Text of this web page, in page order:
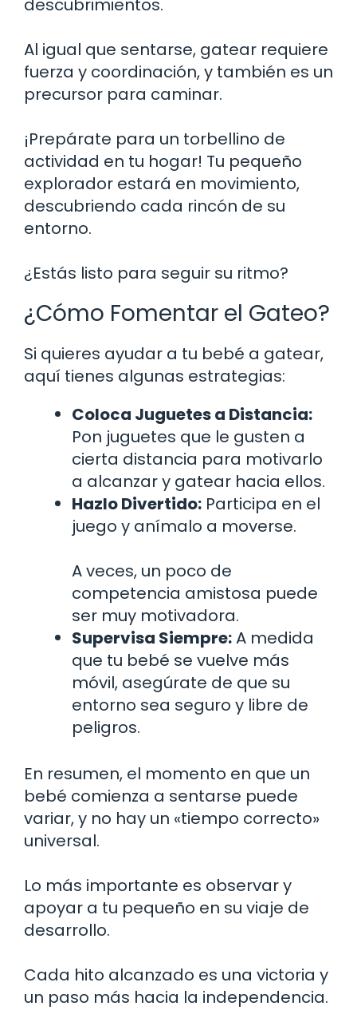
descubrimientos.
Al igual que sentarse, gatear requiere
fuerza y coordinación, y también es un
precursor para caminar.
¡Prepárate para un torbellino de
actividad en tu hogar! Tu pequeño
explorador estará en movimiento,
descubriendo cada rincón de su
entorno.
¿Estás listo para seguir su ritmo?
¿Cómo Fomentar el Gateo?
Si quieres ayudar a tu bebé a gatear,
aquí tienes algunas estrategias:
Coloca Juguetes a Distancia:
Pon juguetes que le gusten a
cierta distancia para motivarlo
a alcanzar y gatear hacia ellos.
Hazlo Divertido: Participa en el
juego y anímalo a moverse.
A veces, un poco de
competencia amistosa puede
ser muy motivadora.
Supervisa Siempre:A medida
que tu bebé se vuelve más
móvil, asegúrate de que su
entorno sea seguro y libre de
peligros.
En resumen, el momento en que un
bebé comienza a sentarse puede
variar, y no hay un «tiempo correcto»
universal.
Lo más importante es observar y
apoyar a tu pequeño en su viaje de
desarrollo.
Cada hito alcanzado es una victoria y
un paso más hacia la independencia.